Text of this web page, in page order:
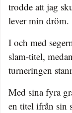
trodde att jag
lever min dröm.
I och med
slam-titel,
turneringen
Med sina fyra
en titel ifrån sin